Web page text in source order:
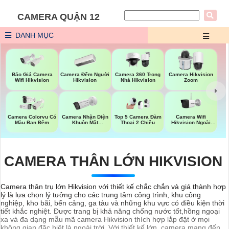
CAMERA QUẬN 12
DANH MỤC
Báo Giá Camera
Wifi Hikvision
Camera Đếm Người
Hikvision
Camera 360 Trong
Nhà Hikvision
Camera Hikvision
Zoom
Camera Colorvu Có
Màu Ban Đêm
Camera Nhận Diện
Khuôn Mặt
Top 5 Camera Đàm
Thoại 2 Chiều
Camera Wifi
Hikvision Ngoài
CAMERA THÂN LỚN HIKVISION
Camera thân trụ lớn Hikvision với thiết kế chắc chắn và giá thành hợp
lý là lựa chọn lý tưởng cho các trung tâm công trình, khu công
nghiệp, kho bãi, bến cảng, ga tàu và những khu vực có điều kiện thời
tiết khắc nghiệt. Được trang bị khả năng chống nước tốt,hồng ngoại
xa và đa dạng mẫu mã camera Hikvision thích hợp lắp đặt ở mọi